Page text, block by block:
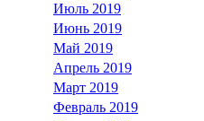
Июль 2019
Июнь 2019
Май 2019
Апрель 2019
Март 2019
Февраль 2019